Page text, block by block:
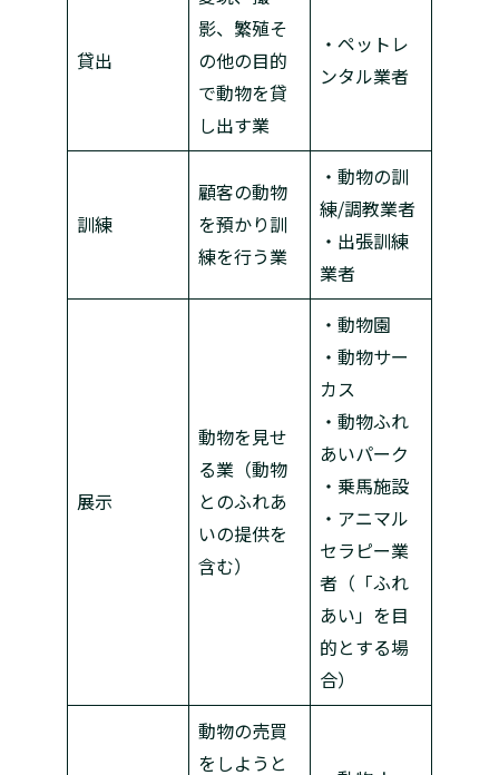
貸出
影、繁殖そ
の他の目的
で動物を貸
し出す業
・ペットレ
ンタル業者
訓練
顧客の動物
を預かり訓
練を行う業
・動物の訓
練/調教業者
・出張訓練
業者
展示
動物を見せ
る業（動物
とのふれあ
いの提供を
含む）
・動物園
・動物サー
カス
・動物ふれ
あいパーク
・乗馬施設
・アニマル
セラピー業
者（「ふれ
あい」を目
的とする場
合）
動物の売買
をしようと